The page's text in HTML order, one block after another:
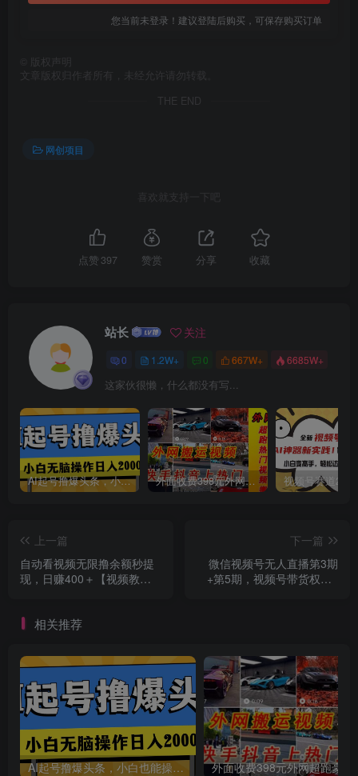
您当前未登录！建议登陆后购买，可保存购买订单
版权声明
文章版权归作者所有，未经允许请勿转载。
THE END
网创项目
喜欢就支持一下吧
点赞 397 赞赏 分享 收藏
站长 关注
0 1.2W+ 0 667W+ 6685W+
这家伙很懒，什么都没有写...
AI起号撸爆头条，小白也能操作，日入2000+ 外面收费398元外网超跑豪车汽车视频搬运至快手抖音上热门项目
上一篇
自动看视频无限撸余额秒提
现，日赚400＋【视频教
下一篇
微信视频号无人直播第3期
+第5期，视频号带货权限0
相关推荐
AI起号撸爆头条，小白也能操作，日入2000+